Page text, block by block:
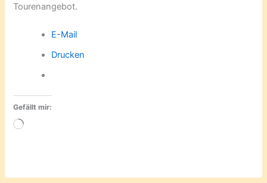
Tourenangebot.
E-Mail
Drucken
Gefällt mir:
Wird